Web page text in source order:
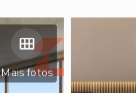
Mais fotos